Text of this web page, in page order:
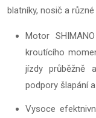
blatníky, nosič a
Motor
kroutícího
jízdy průběžně
podpory šlapání
Vysoce